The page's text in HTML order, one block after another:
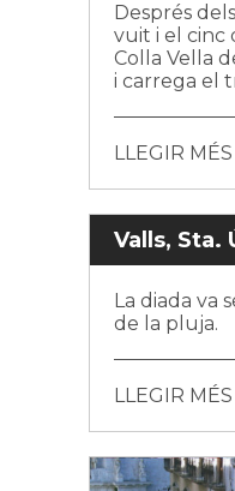
Després
vuit i el cinc
Colla Vella
i carrega el
LLEGIR
Valls, Sta.
La diada va
de la pluja.
LLEGIR